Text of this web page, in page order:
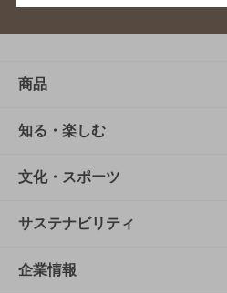
商品
商品TOP
商品一覧
商品発売情報
栄養成分一覧
知る・楽しむ
知る・楽しむTOP
キャンペーン
工場見学
文化・スポーツ
文化・スポーツTOP
サントリーホール
サステナビリティ
サステナビリティTOP
企業情報